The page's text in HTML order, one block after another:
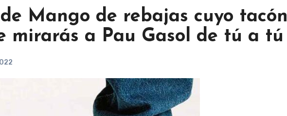
Mango de rebajas cuyo tacón
mirarás a Pau Gasol de tú a tú